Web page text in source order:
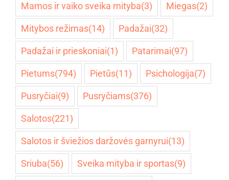
Mamos ir vaiko sveika mityba(3) Miegas(2)
Mitybos režimas(14) Padažai(32)
Padažai ir prieskoniai(1) Patarimai(97)
Pietums(794) Pietūs(11) Psichologija(7)
Pusryčiai(9) Pusryčiams(376)
Salotos(221)
Salotos ir šviežios daržovės garnyrui(13)
Sriuba(56) Sveika mityba ir sportas(9)